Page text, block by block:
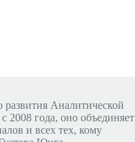
развития Аналитической
2008 года, оно объединяет
и всех тех, кому